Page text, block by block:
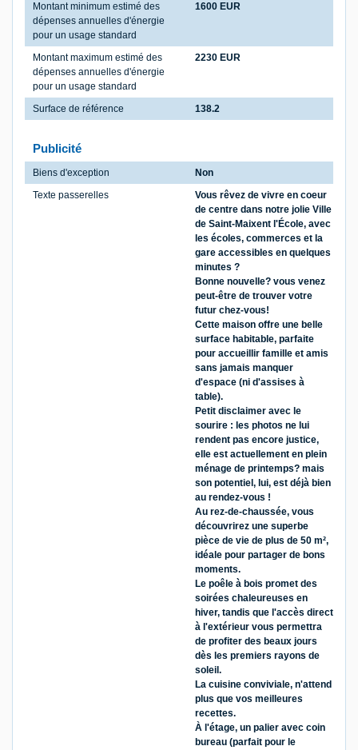
Montant minimum estimé des
dépenses annuelles d'énergie
pour un usage standard
1600 EUR
Montant maximum estimé des
dépenses annuelles d'énergie
pour un usage standard
2230 EUR
Surface de référence 138.2
Publicité
Biens d'exception
Non
Texte passerelles
Vous rêvez de vivre en coeur
de centre dans notre jolie Ville
de Saint-Maixent l'École, avec
les écoles, commerces et la
gare accessibles en quelques
minutes ?
Bonne nouvelle? vous venez
peut-être de trouver votre
futur chez-vous!
Cette maison offre une belle
surface habitable, parfaite
pour accueillir famille et amis
sans jamais manquer
d'espace (ni d'assises à
table).
Petit disclaimer avec le
sourire : les photos ne lui
rendent pas encore justice,
elle est actuellement en plein
ménage de printemps? mais
son potentiel, lui, est déjà bien
au rendez-vous !
Au rez-de-chaussée, vous
découvrirez une superbe
pièce de vie de plus de 50 m²,
idéale pour partager de bons
moments.
Le poêle à bois promet des
soirées chaleureuses en
hiver, tandis que l'accès direct
à l'extérieur vous permettra
de profiter des beaux jours
dès les premiers rayons de
soleil.
La cuisine conviviale, n'attend
plus que vos meilleures
recettes.
À l'étage, un palier avec coin
bureau (parfait pour le